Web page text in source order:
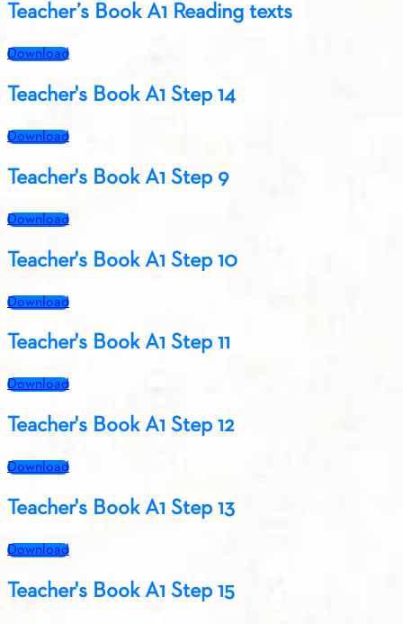
Teacher’s Book A1 Reading texts
Download
Teacher's Book A1 Step 14
Download
Teacher's Book A1 Step 9
Download
Teacher's Book A1 Step 10
Download
Teacher's Book A1 Step 11
Download
Teacher's Book A1 Step 12
Download
Teacher's Book A1 Step 13
Download
Teacher's Book A1 Step 15